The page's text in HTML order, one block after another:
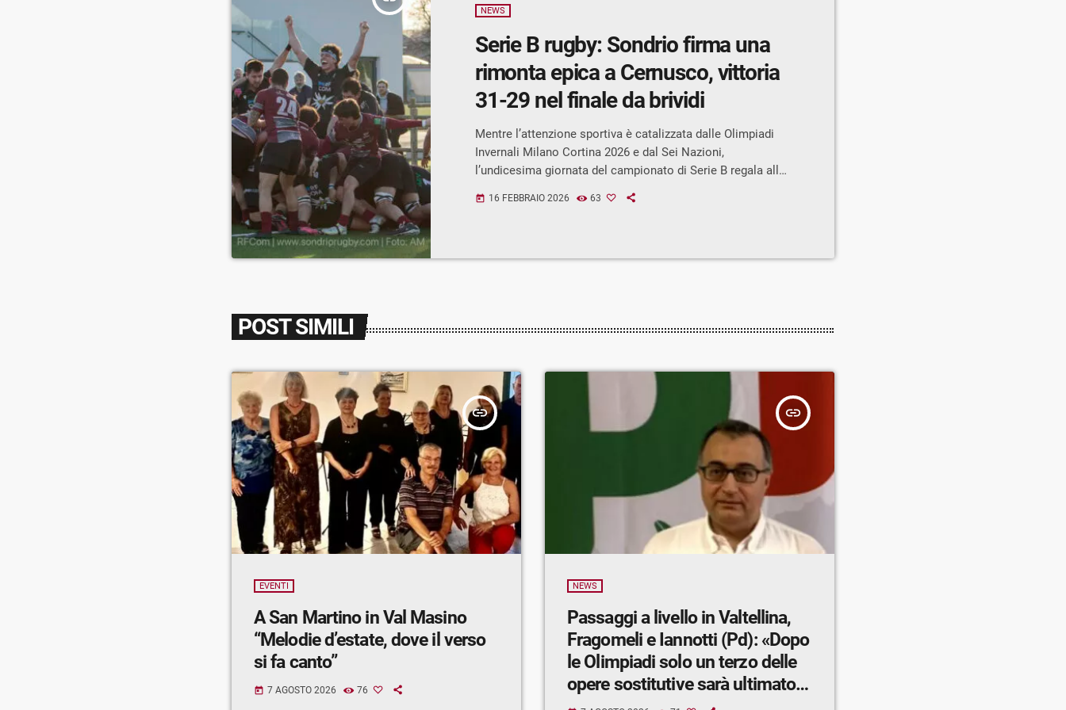
NEWS
Serie B rugby: Sondrio firma una
rimonta epica a Cernusco, vittoria
31-29 nel finale da brividi
Mentre l’attenzione sportiva è catalizzata dalle Olimpiadi
Invernali Milano Cortina 2026 e dal Sei Nazioni,
l’undicesima giornata del campionato di Serie B regala alla
stagione. Sul campo di Cernusco i valtellinesi completano
poi il dominio di Cernusco L’inizio sembra promettente per
today 16 FEBBRAIO 2026 63
POST SIMILI
insert_link
EVENTI
A San Martino in Val Masino
“Melodie d’estate, dove il verso
si fa canto”
today 7 AGOSTO 2026 76
insert_link
NEWS
Passaggi a livello in Valtellina,
Fragomeli e Iannotti (Pd): «Dopo
le Olimpiadi solo un terzo delle
opere sostitutive sarà ultimato